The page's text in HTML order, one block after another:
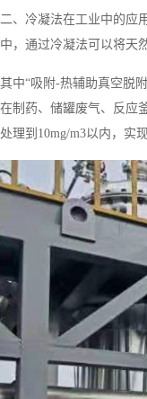
二、冷凝法在工业中的应
中，通过冷凝法可以将天
其中“吸附-热辅助真空脱
在制药、储罐废气、反应
处理到10mg/m3以内，实